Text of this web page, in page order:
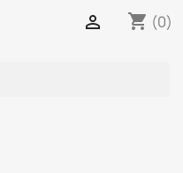
shopping_cart (0)
